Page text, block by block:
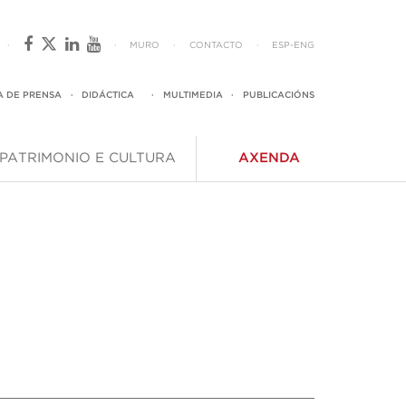
· · MURO · CONTACTO · ESP - ENG
DE PRENSA · DIDÁCTICA · MULTIMEDIA · PUBLICACIÓNS
PATRIMONIO E CULTURA AXENDA